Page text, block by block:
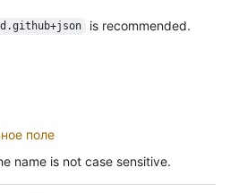
is recommended.
поле
name is not case sensitive.